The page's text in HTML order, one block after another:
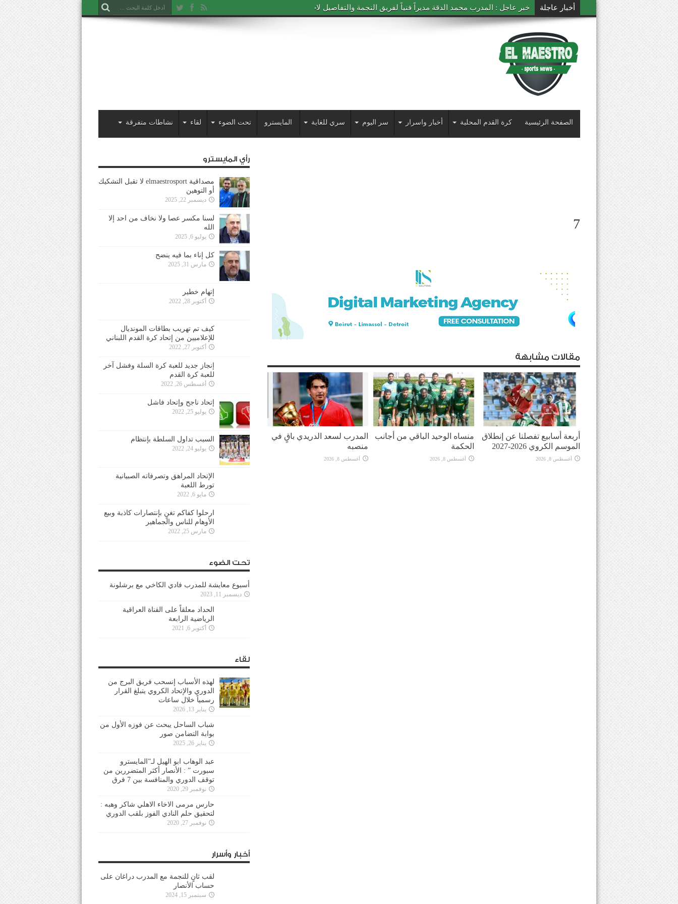
أخبار عاجلة خبر عاجل : المدرب محمد الدقة مديراً فنياً لفريق النجمة والتفاصيل لاحقاً
الصفحة الرئيسية كرة القدم المحلية أخبار واسرار سر اليوم سري للغاية المايسترو تحت الضوء لقاء نشاطات متفرقة
7
مقالات مشابهة
أربعة أسابيع تفصلنا عن إنطلاق
الموسم الكروي 2026-2027
أغسطس 8, 2026
منساه الوحيد الباقي من أجانب
الحكمة
أغسطس 8, 2026
المدرب لسعد الدريدي باقٍ في
منصبه
أغسطس 8, 2026
رأي المايسترو
مصداقية elmaestrosport لا تقبل التشكيك
أو التوهين
ديسمبر 22, 2025
لسنا مكسر عصا ولا نخاف من احد إلا
الله
يوليو 6, 2025
كل إناء بما فيه ينضح
مارس 31, 2025
إتهام خطير
أكتوبر 28, 2022
كيف تم تهريب بطاقات المونديال
للإعلاميين من إتحاد كرة القدم اللبناني
أكتوبر 27, 2022
إنجاز جديد للعبة كرة السلة وفشل آخر
للعبة كرة القدم
أغسطس 26, 2022
إتحاد ناجح وإتحاد فاشل
يوليو 25, 2022
السبب تداول السلطة بإنتظام
يوليو 24, 2022
الإتحاد المراهق وتصرفاته الصبيانية
تورط اللعبة
مايو 6, 2022
ارحلوا كفاكم تغنٍ بإنتصارات كاذبة وبيع
الأوهام للناس والجماهير
مارس 25, 2022
تحت الضوء
أسبوع معايشة للمدرب فادي الكاخي مع برشلونة
ديسمبر 11, 2023
الحداد معلقاً على القناة العراقية
الرياضية الرابعة
أكتوبر 6, 2021
لقاء
لهذه الأسباب إنسحب فريق البرج من
الدوري والإتحاد الكروي يتبلغ القرار
رسمياً خلال ساعات
يناير 13, 2026
شباب الساحل يبحث عن فوزه الأول من
بوابة التضامن صور
يناير 26, 2025
عبد الوهاب ابو الهيل لـ”المايسترو
سبورت ” : الأنصار أكثر المتضررين من
توقف الدوري والمنافسة بين 7 فرق
نوفمبر 29, 2020
حارس مرمى الاخاء الاهلي شاكر وهبه :
لتحقيق حلم النادي الفوز بلقب الدوري
نوفمبر 27, 2020
أخبار وأسرار
لقب ثانٍ للنجمة مع المدرب دراغان على
حساب الأنصار
سبتمبر 15, 2024